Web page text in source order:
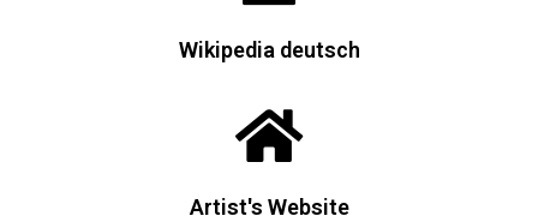
Wikipedia deutsch
Artist's Website